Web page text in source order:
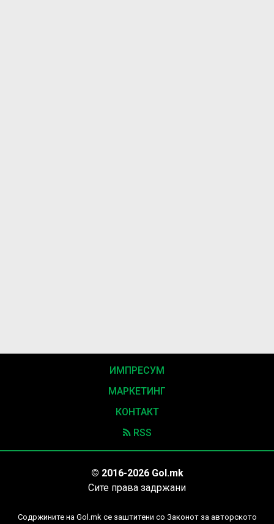
ИМПРЕСУМ
МАРКЕТИНГ
КОНТАКТ
RSS
© 2016-2026 Gol.mk
Сите права задржани
Содржините на Gol.mk се заштитени со Законот за авторското